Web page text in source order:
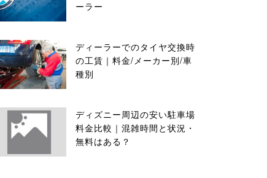
ーラー
ディーラーでのタイヤ交換時
の工賃｜料金/メーカー別/車
種別
ディズニー周辺の安い駐車場
料金比較｜混雑時間と状況・
無料はある？